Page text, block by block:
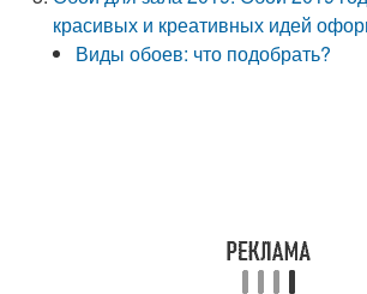
красивых и креативных идей
Виды обоев: что подобрать?